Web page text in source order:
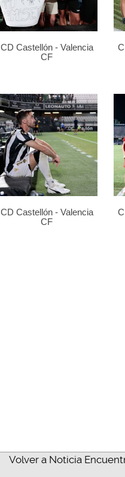
CD Castellón - Valencia
CF
CD Castellón - Valencia
CF
Volver a Noticia